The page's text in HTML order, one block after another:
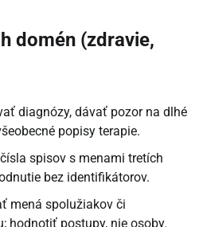
domén (zdravie,
diagnózy, dávať pozor na dlhé
popisy terapie.
spisov s menami tretích
bez identifikátorov.
mená spolužiakov či
hodnotiť postupy, nie osoby.